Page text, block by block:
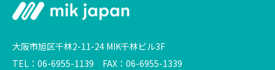
大阪市旭区千林2-11-24 MIK千林ビル3F
TEL：06-6955-1139 FAX：06-6955-1339